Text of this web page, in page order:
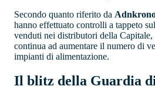
Secondo quanto riferito da
hanno effettuato controlli a tappeto
venduti nei distributori della
continua ad aumentare il numero di
impianti di alimentazione.
Il blitz della Guardia